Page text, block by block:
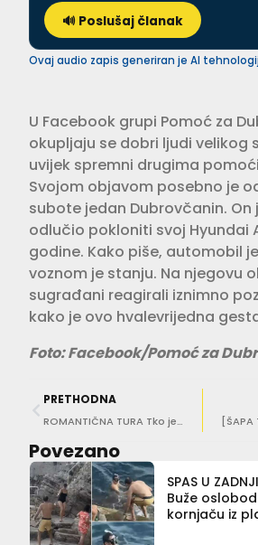
🔊 Poslušaj članak
Ovaj audio zapis generiran je AI
U Facebook grupi Pomoć za
okupljaju se dobri ljudi velikog
uvijek spremni drugima
Svojom objavom posebno je
subote jedan Dubrovčanin. On
odlučio pokloniti svoj Hyundai
godine. Kako piše, automobil
voznom je stanju. Na njegovu
sugrađani reagirali iznimno
kako je ovo hvalevrijedna
Foto: Facebook/Pomoć za
PRETHODNA
ROMANTIČNA TURA Tko je sve po Gradu slijedio ‘Tragove ljubavi od davnina’ s Lidijom Begić?
Povezano
SPAS U
Buže
kornjaču iz